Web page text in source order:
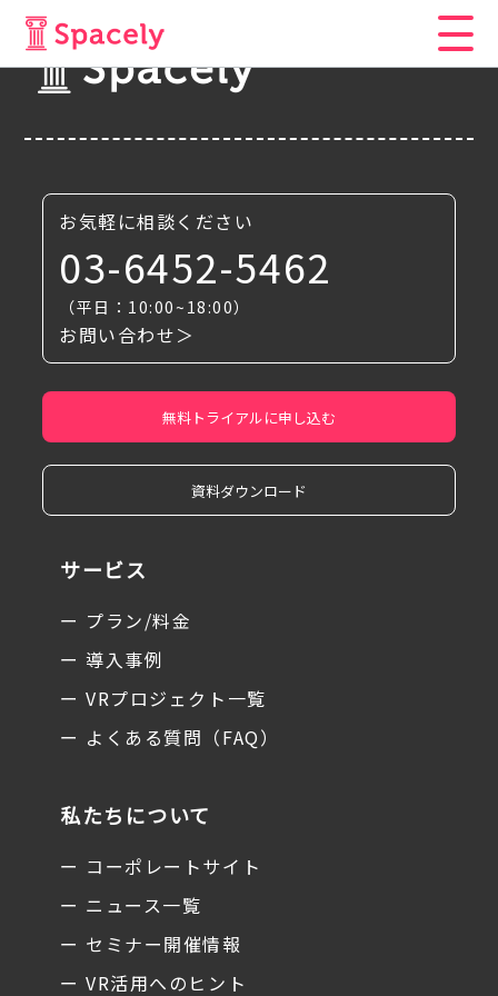
お気軽に相談ください
03-6452-5462
（平日：10:00~18:00）
お問い合わせ＞
無料トライアルに申し込む
資料ダウンロード
サービス
ー プラン/料金
ー 導入事例
ー VRプロジェクト一覧
ー よくある質問（FAQ）
私たちについて
ー コーポレートサイト
ー ニュース一覧
ー セミナー開催情報
ー VR活用へのヒント